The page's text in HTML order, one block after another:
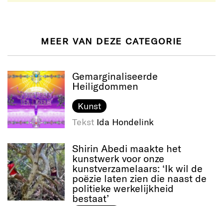
MEER VAN DEZE CATEGORIE
Gemarginaliseerde
Heiligdommen
Kunst
Tekst Ida Hondelink
Shirin Abedi maakte het
kunstwerk voor onze
kunstverzamelaars: ‘Ik wil de
poëzie laten zien die naast de
politieke werkelijkheid
bestaat’